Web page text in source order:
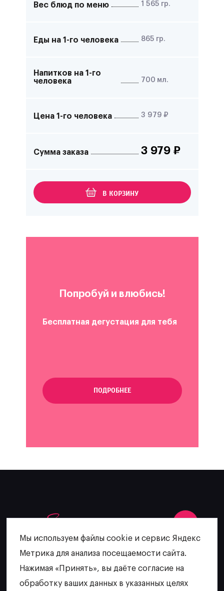
Вес блюд по меню 1 565 гр.
Еды на 1-го человека 865 гр.
Напитков на 1-го
человека
700 мл.
Цена 1-го человека 3 979 ₽
Сумма заказа 3 979₽
В КОРЗИНУ
Попробуй и влюбись!
Бесплатная дегустация для тебя
ПОДРОБНЕЕ
escatering@mail.ru
Мы используем файлы cookie и сервис Яндекс
Метрика для анализа посещаемости сайта.
Нажимая «Принять», вы даёте согласие на
обработку ваших данных в указанных целях